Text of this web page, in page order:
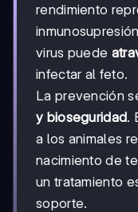
rendimiento
virus puede
infectar al feto.
La prevención
y bioseguridad.
a los animales
nacimiento de
un tratamiento
soporte.